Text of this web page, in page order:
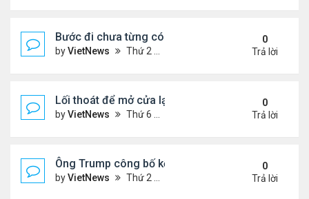
Bước đi chưa từng có của ông Trump khi ký sắc
byVietNews Thứ 2 Tháng 10 06, 2025 5:17 pm
0
Trả lời
Lối thoát để mở cửa lại chính phủ Mỹ
byVietNews Thứ 6 Tháng 10 03, 2025 4:28 pm
0
Trả lời
Ông Trump công bố kế hoạch chấm dứt chiến sự
byVietNews Thứ 2 Tháng 9 29, 2025 4:47 pm
0
Trả lời